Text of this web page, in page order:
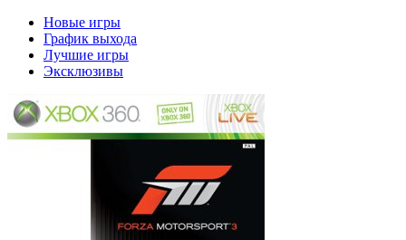
Новые игры
График выхода
Лучшие игры
Эксклюзивы